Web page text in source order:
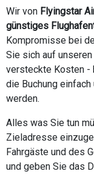
Wir von Flyingstar
günstiges
Kompromisse bei
Sie sich auf
versteckte Kosten -
die Buchung
werden.
Alles was Sie tun
Zieladresse
Fahrgäste und des
und geben Sie das